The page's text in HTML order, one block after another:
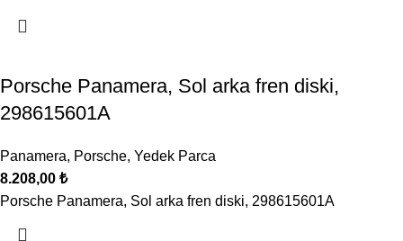
Porsche Panamera, Sol arka fren diski,
298615601A
Panamera, Porsche, Yedek Parca
8.208,00 ₺
Porsche Panamera, Sol arka fren diski, 298615601A